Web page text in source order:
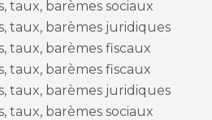
taux, barèmes sociaux
taux, barèmes juridiques
taux, barèmes fiscaux
taux, barèmes fiscaux
taux, barèmes juridiques
taux, barèmes sociaux